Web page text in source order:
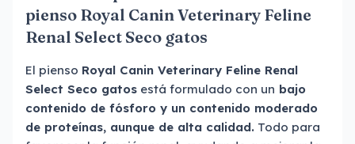
pienso Royal Canin Veterinary Feline
Renal Select Seco gatos
El pienso Royal Canin Veterinary Feline Renal
Select Seco gatos está formulado con un bajo
contenido de fósforo y un contenido moderado
de proteínas, aunque de alta calidad. Todo para